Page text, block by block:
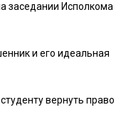
заседании Исполкома
и его идеальная
вернуть право